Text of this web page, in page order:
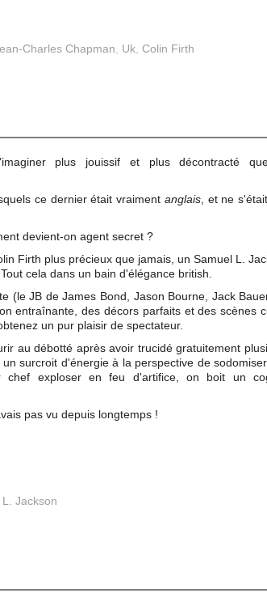
Charles Chapman Uk Colin Firth
plus jouissif et plus décontracté
ce dernier était vraiment anglais, et ne
devient-on agent secret ?
Firth plus précieux que jamais, un Samuel L.
cela dans un bain d'élégance british.
(le JB de James Bond, Jason Bourne, Jack
entraînante, des décors parfaits et des scènes
un pur plaisir de spectateur.
au débotté après avoir trucidé gratuitement
surcroit d'énergie à la perspective de
chef exploser en feu d'artifice, on boit un
pas vu depuis longtemps !
Jackson